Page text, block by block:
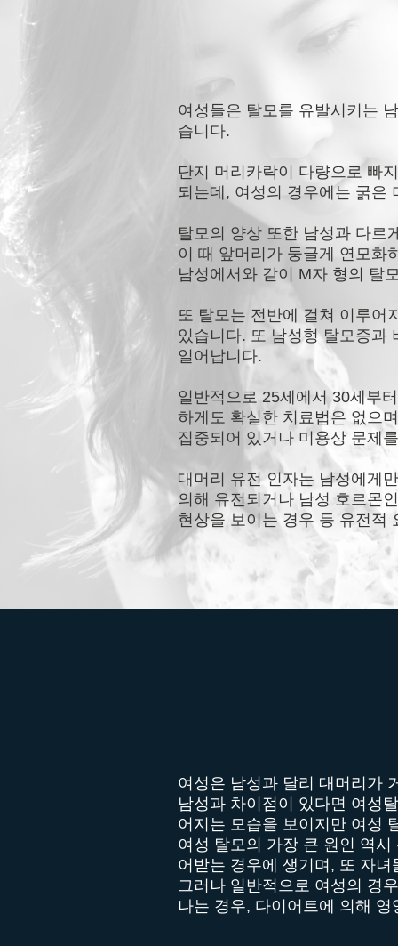
여성들은 탈모를 유발시키는
습니다.
단지 머리카락이 다량으로 빠
되는데, 여성의 경우에는 굵은
탈모의 양상 또한 남성과 다르
이 때 앞머리가 둥글게 연모화
남성에서와 같이 M자 형의 탈
또 탈모는 전반에 걸쳐 이루어
있습니다. 또 남성형 탈모증과
일어납니다.
일반적으로 25세에서 30세부
하게도 확실한 치료법은 없으
집중되어 있거나 미용상 문제
대머리 유전 인자는 남성에게
의해 유전되거나 남성 호르몬
현상을 보이는 경우 등 유전적
여성은 남성과 달리 대머리가
남성과 차이점이 있다면 여성
어지는 모습을 보이지만 여성
여성 탈모의 가장 큰 원인 역
어받는 경우에 생기며, 또 자
그러나 일반적으로 여성의 경
나는 경우, 다이어트에 의해